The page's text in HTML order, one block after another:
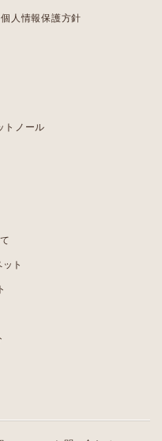
個人情報保護方針
トノール
ト